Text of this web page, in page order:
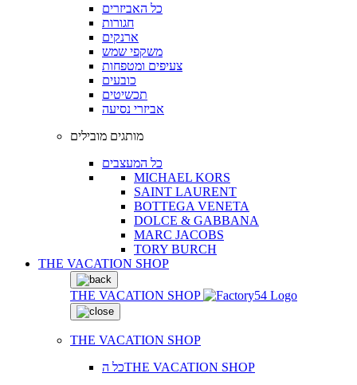
כל האביזרים
חגורות
ארנקים
משקפי שמש
צעיפים ומטפחות
כובעים
תכשיטים
אביזרי נסיעה
מותגים מובילים
כל המעצבים
MICHAEL KORS
SAINT LAURENT
BOTTEGA VENETA
DOLCE & GABBANA
MARC JACOBS
TORY BURCH
THE VACATION SHOP
THE VACATION SHOP
THE VACATION SHOP
כל הTHE VACATION SHOP